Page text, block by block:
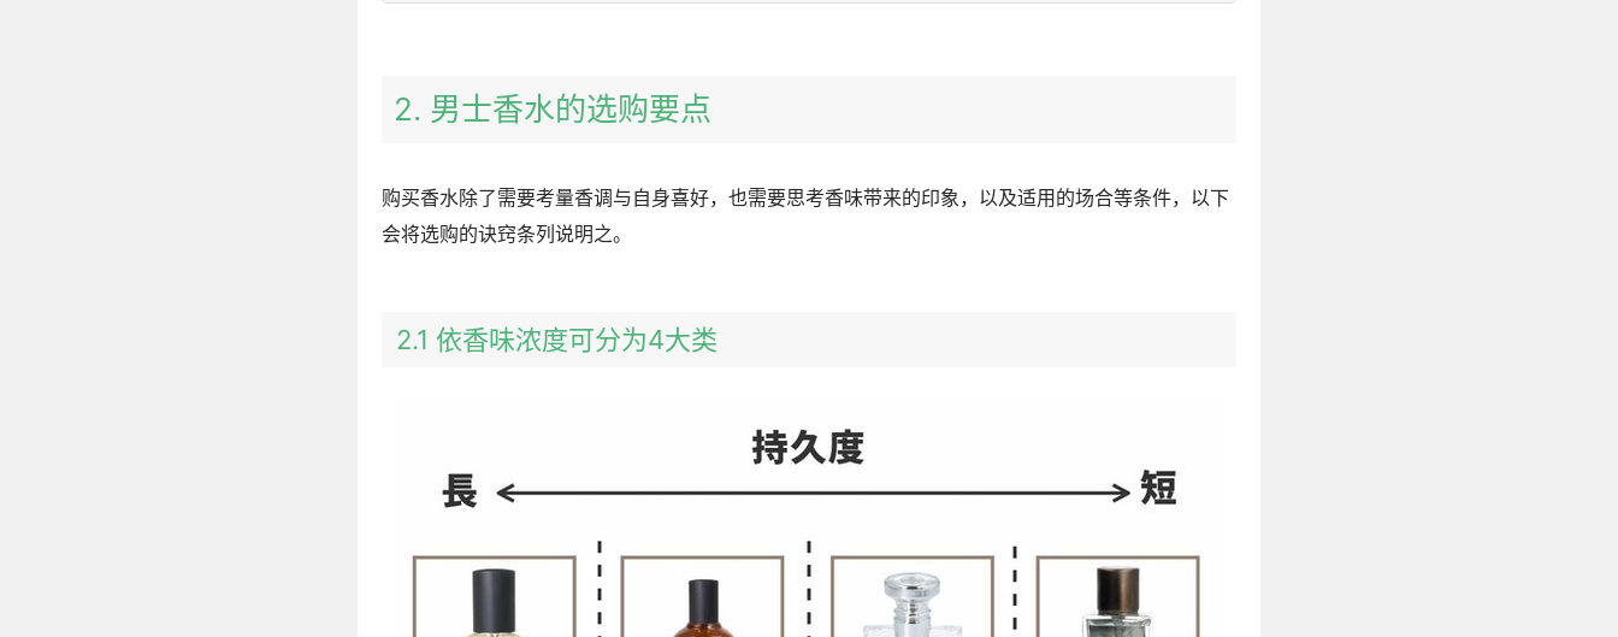
2. 男士香水的选购要点
购买香水除了需要考量香调与自身喜好，也需要思考香味带来的印象，以及适用的场合等条件，以下
会将选购的诀窍条列说明之。
2.1 依香味浓度可分为4大类